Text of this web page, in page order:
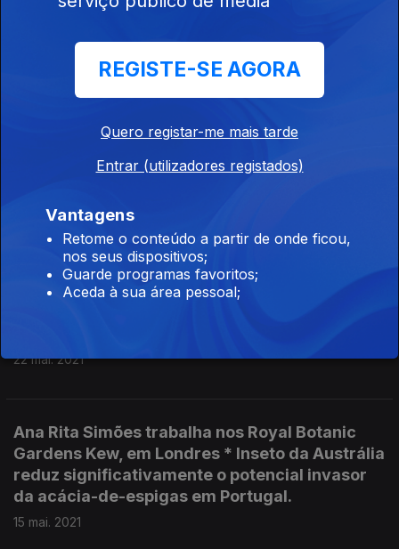
Margarida Dantas investiga o papel das forças
físicas na divisão celular * Pedro Leão sobre o
projeto BlueBio4Future
Molecular e Alice Delerue na Universidade do
Minho.
29 mai. 2021
22 mai. 2021
Ana Rita Simões trabalha nos Royal Botanic
Gardens Kew, em Londres * Inseto da Austrália
reduz significativamente o potencial invasor
da acácia-de-espigas em Portugal.
15 mai. 2021
REGISTE-SE AGORA
Quero registar-me mais tarde
Entrar (utilizadores registados)
Vantagens
Retome o conteúdo a partir de onde ficou,
nos seus dispositivos;
Guarde programas favoritos;
Aceda à sua área pessoal;